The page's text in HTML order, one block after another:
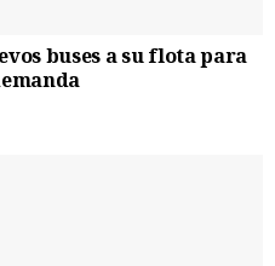
buses a su flota para